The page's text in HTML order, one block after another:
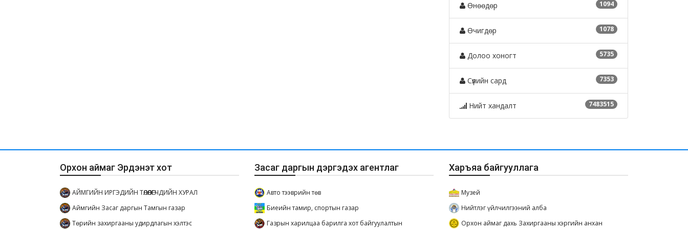
1094
Өнөөдөр
1078
Өчигдөр
5735
Долоо хоногт
7353
Сүүлийн сард
7483515
Нийт хандалт
Орхон аймаг Эрдэнэт хот
АЙМГИЙН ИРГЭДИЙН ТӨЛӨӨЛӨГЧДИЙН ХУРАЛ
Аймгийн Засаг даргын Тамгын газар
Төрийн захиргааны удирдлагын хэлтэс
Засаг даргын дэргэдэх агентлаг
Авто тээврийн төв
Биеийн тамир, спортын газар
Газрын харилцаа барилга хот байгуулалтын
Харъяа байгууллага
Музей
Нийтлэг үйлчилгээний алба
Орхон аймаг дахь Захиргааны хэргийн анхан